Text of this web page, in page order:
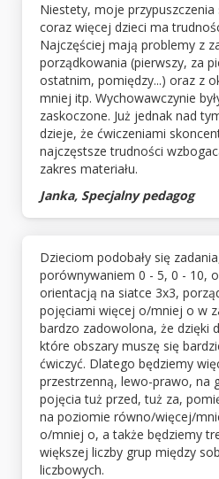
Niestety, moje przypuszczenia
coraz więcej dzieci ma
Najczęściej mają problemy z
porządkowania (pierwszy, za
ostatnim, pomiędzy...) oraz z
mniej itp. Wychowawczynie
zaskoczone. Już jednak nad
dzieje, że ćwiczeniami
najczęstsze trudności
zakres materiału.
Janka, Specjalny pedagog
Dzieciom podobały się
porównywaniem 0 - 5, 0 - 10,
orientacją na siatce 3x3,
pojęciami więcej o/mniej o w
bardzo zadowolona, że dzięki
które obszary muszę się
ćwiczyć. Dlatego będziemy
przestrzenną, lewo-prawo, na
pojęcia tuż przed, tuż za,
na poziomie równo/więcej/
o/mniej o, a także będziemy
większej liczby grup między
liczbowych.